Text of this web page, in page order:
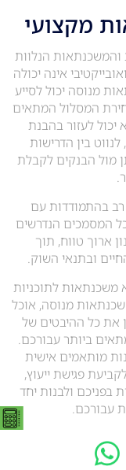
מקצועי
והמשכנתאות הנלוות
אינה יכולה
מנוסה יכול לסייע
המסלול המתאים
יכול לעזור בהבנת
בין הדרישות
מול הבנקים לקבלת
רב בהתמודדות עם
המסמכים הנדרשים
ארוך טווח, תוך
ובתנאי השוק.
משכנתאות לתוכניות
מנוסה, אוכל
את כל ההיבטים של
ביותר עבורכם.
מותאמים אישית
פגישת ייעוץ,
בפניכם ולבנות יחד
עבורכם.